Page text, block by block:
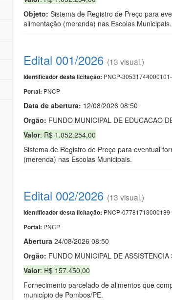
Objeto: Sistema de Registro de Preço para
alimentação (merenda) nas Escolas Municipais.
Edital 001/2026 (13 visual.)
Identificador desta licitação: PNCP-
Portal: PNCP
Data de abertura: 12/08/2026 08:50
Orgão: FUNDO MUNICIPAL DE EDUCACAO
Valor: R$ 1.052.254,00
Sistema de Registro de Preço para eventual
(merenda) nas Escolas Municipais.
Edital 002/2026 (13 visual.)
Identificador desta licitação: PNCP-
Portal: PNCP
Abertura 24/08/2026 08:50
Orgão: FUNDO MUNICIPAL DE
Valor: R$ 157.450,00
Fornecimento parcelado de alimentos que
município de Pombos/PE.